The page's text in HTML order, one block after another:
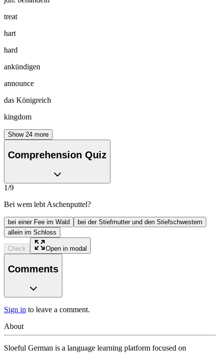
treat
hart
hard
ankündigen
announce
das Königreich
kingdom
Show 24 more
Comprehension Quiz
1/9
Bei wem lebt Aschenputtel?
bei einer Fee im Wald
bei der Stiefmutter und den Stiefschwestern
allein im Schloss
Check Open in modal
Comments
Sign in to leave a comment.
About
Sloeful German is a language learning platform focused on